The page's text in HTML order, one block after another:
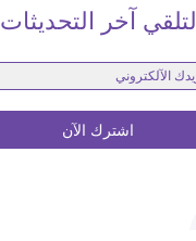
لتلقي آخر التحديثات